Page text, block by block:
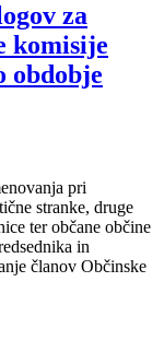
za
komisije
obdobje
pri
stranke, druge
ter občane občine
in
članov Občinske